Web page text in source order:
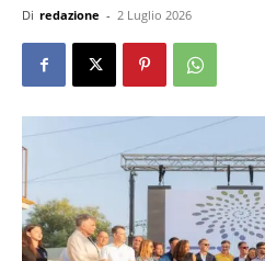
Di redazione - 2 Luglio 2026